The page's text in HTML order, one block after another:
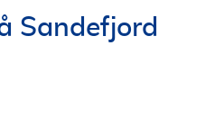
Sandefjord